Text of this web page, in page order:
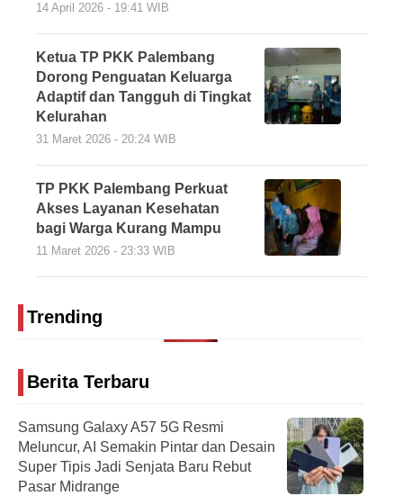
14 April 2026 - 19:41 WIB
Ketua TP PKK Palembang
Dorong Penguatan Keluarga
Adaptif dan Tangguh di Tingkat
Kelurahan
31 Maret 2026 - 20:24 WIB
TP PKK Palembang Perkuat
Akses Layanan Kesehatan
bagi Warga Kurang Mampu
11 Maret 2026 - 23:33 WIB
Trending
Berita Terbaru
Samsung Galaxy A57 5G Resmi
Meluncur, AI Semakin Pintar dan Desain
Super Tipis Jadi Senjata Baru Rebut
Pasar Midrange